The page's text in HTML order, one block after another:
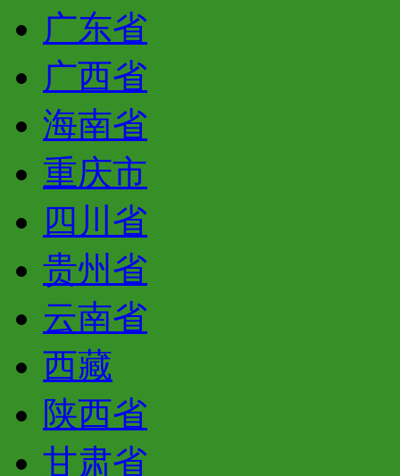
广东省
广西省
海南省
重庆市
四川省
贵州省
云南省
西藏
陕西省
甘肃省